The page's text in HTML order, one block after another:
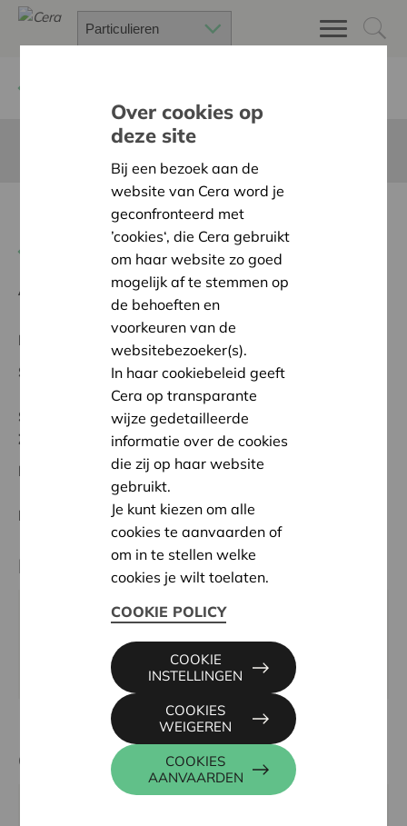
Klappoelzomert2026
Terug naar overzicht
Ambitie: Warme en zorgzame buurten voor iedereen
Regionaal Project
Startdatum:
07/05/2026
Status:
In behandeling
Zuid-Limburg
Datum:
07/05/2026
Beslissing: Goedgekeurd
Partner
KLAP, Graethempoort 5 a, 3840 TONGEREN-
KLAPvzw@gmail.com
Contactpersoon
Over cookies op
deze site
Bij een bezoek aan de
website van Cera word je
geconfronteerd met
’cookies‘, die Cera gebruikt
om haar website zo goed
mogelijk af te stemmen op
de behoeften en
voorkeuren van de
websitebezoeker(s).
In haar cookiebeleid geeft
Cera op transparante
wijze gedetailleerde
informatie over de cookies
die zij op haar website
gebruikt.
Je kunt kiezen om alle
cookies te aanvaarden of
om in te stellen welke
cookies je wilt toelaten.
COOKIE POLICY
COOKIES
AANVAARDEN
COOKIES
WEIGEREN
COOKIE
INSTELLINGEN